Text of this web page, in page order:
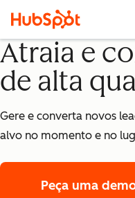
Atraia e
de alta
Gere e converta novos
alvo no momento e no
Peça uma